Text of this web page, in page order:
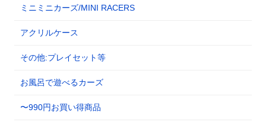
ミニミニカーズ/MINI RACERS
アクリルケース
その他:プレイセット等
お風呂で遊べるカーズ
〜990円お買い得商品